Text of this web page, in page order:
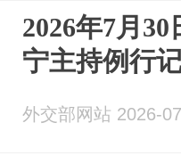
2026年7月
宁主持例行
外交部网站 2026-